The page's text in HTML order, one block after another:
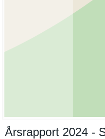
Årsrapport 2024 -